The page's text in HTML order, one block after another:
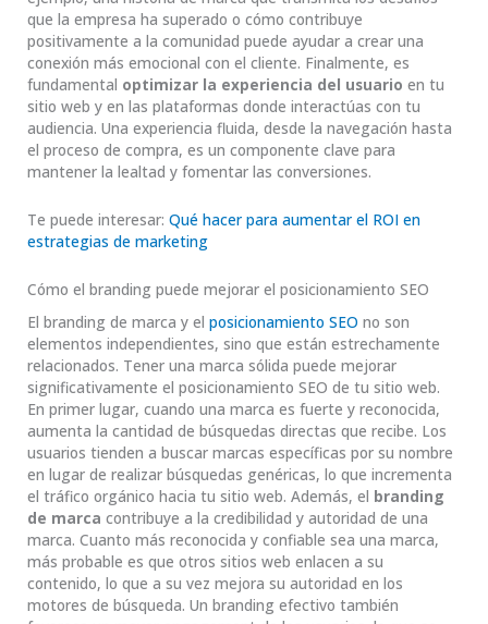
que la empresa ha superado o cómo contribuye
positivamente a la comunidad puede ayudar a crear una
conexión más emocional con el cliente. Finalmente, es
fundamental optimizar la experiencia del usuario en tu
sitio web y en las plataformas donde interactúas con tu
audiencia. Una experiencia fluida, desde la navegación hasta
el proceso de compra, es un componente clave para
mantener la lealtad y fomentar las conversiones.
Te puede interesar: Qué hacer para aumentar el ROI en
estrategias de marketing
Cómo el branding puede mejorar el posicionamiento SEO
El branding de marca y el posicionamiento SEO no son
elementos independientes, sino que están estrechamente
relacionados. Tener una marca sólida puede mejorar
significativamente el posicionamiento SEO de tu sitio web.
En primer lugar, cuando una marca es fuerte y reconocida,
aumenta la cantidad de búsquedas directas que recibe. Los
usuarios tienden a buscar marcas específicas por su nombre
en lugar de realizar búsquedas genéricas, lo que incrementa
el tráfico orgánico hacia tu sitio web. Además, el branding
de marca contribuye a la credibilidad y autoridad de una
marca. Cuanto más reconocida y confiable sea una marca,
más probable es que otros sitios web enlacen a su
contenido, lo que a su vez mejora su autoridad en los
motores de búsqueda. Un branding efectivo también